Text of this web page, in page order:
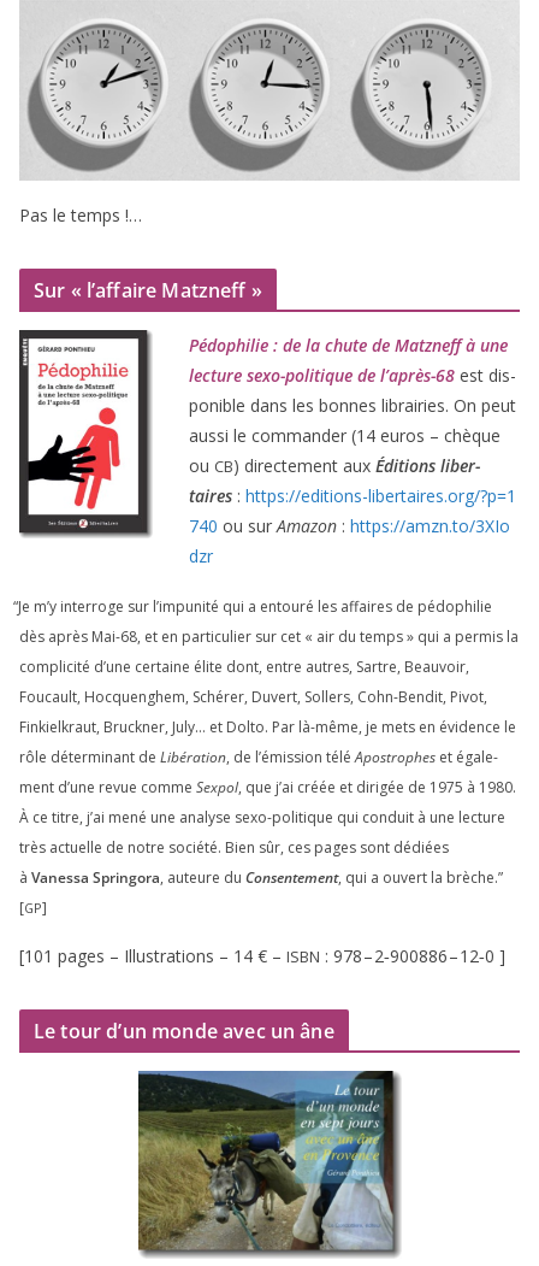
Pas le temps !…
Sur « l’affaire Matzneff »
Pédophilie : de la chute de Matzneff à une
lec­ture sexo-poli­tique de l’après-68 est dis­
po­nible dans les bonnes librai­ries. On peut
aus­si le com­man­der (14 euros – chèque
ou CB) direc­te­ment aux Éditions liber­
taires : https://​edi​tions​-liber​taires​.org/​?​p​=​1
740 ou sur Amazon : https://​amzn​.to/​3​X​I​o​
dzr
“Je m’y inter­roge sur l’impunité qui a entou­ré les affaires de pédo­phi­lie
dès après Mai-68, et en par­ti­cu­lier sur cet « air du temps » qui a per­mis la
com­pli­ci­té d’une cer­taine élite dont, entre autres, Sartre, Beauvoir,
Foucault, Hocquenghem, Schérer, Duvert, Sollers, Cohn-Bendit, Pivot,
Finkielkraut, Bruckner, July… et Dolto. Par là-même, je mets en évi­dence le
rôle déter­mi­nant de Libération, de l’émission téléApostrophes et éga­le­
ment d’une revue comme Sexpol, que j’ai créée et diri­gée de 1975 à 1980.
À ce titre, j’ai mené une ana­lyse sexo-poli­tique qui conduit à une lec­ture
très actuelle de notre socié­té. Bien sûr, ces pages sont dédiées
à Vanessa Springora, auteure du Consentement, qui a ouvert la brèche.”
[GP]
[101 pages – Illustrations – 14 € – ISBN : 978–2‑900886–12‑0 ]
Le tour d’un monde avec un âne